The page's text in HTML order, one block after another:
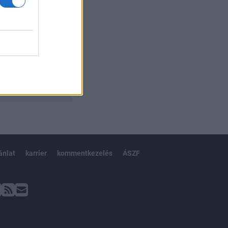
karrier kommentkezelés ÁSZF